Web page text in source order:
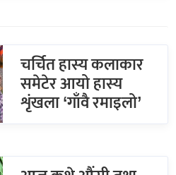
चर्चित हास्य कलाकार
समेटेर आयो हास्य
शृंखला ‘गाँवै रमाइलो’